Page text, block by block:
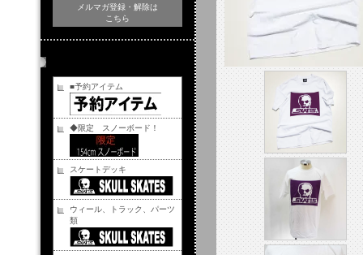
メルマガ登録・解除は
こちら
■予約アイテム
◆限定 スノーボード！
スケートデッキ
ウィール、トラック、パーツ
類